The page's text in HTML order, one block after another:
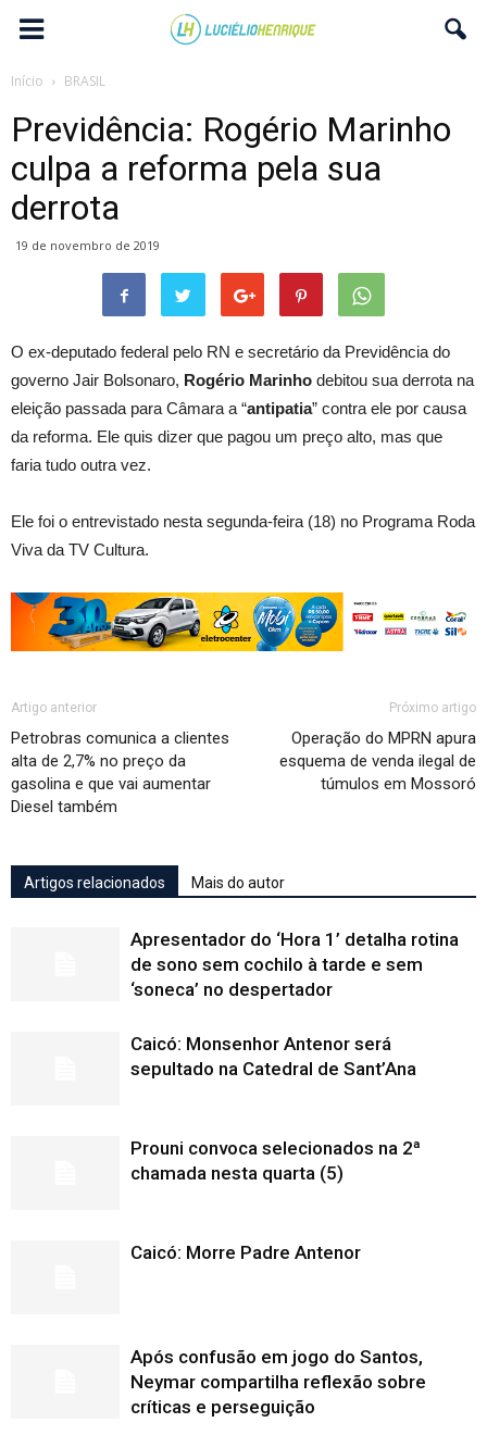
Início BRASIL
Previdência: Rogério Marinho
culpa a reforma pela sua
derrota
19 de novembro de 2019
O ex-deputado federal pelo RN e secretário da Previdência do
governo Jair Bolsonaro, Rogério Marinho debitou sua derrota na
eleição passada para Câmara a “antipatia” contra ele por causa
da reforma. Ele quis dizer que pagou um preço alto, mas que
faria tudo outra vez.
Ele foi o entrevistado nesta segunda-feira (18) no Programa Roda
Viva da TV Cultura.
Artigo anterior
Petrobras comunica a clientes
alta de 2,7% no preço da
gasolina e que vai aumentar
Diesel também
Próximo artigo
Operação do MPRN apura
esquema de venda ilegal de
túmulos em Mossoró
Artigos relacionados Mais do autor
Apresentador do ‘Hora 1’ detalha rotina
de sono sem cochilo à tarde e sem
‘soneca’ no despertador
Caicó: Monsenhor Antenor será
sepultado na Catedral de Sant’Ana
Prouni convoca selecionados na 2ª
chamada nesta quarta (5)
Caicó: Morre Padre Antenor
Após confusão em jogo do Santos,
Neymar compartilha reflexão sobre
críticas e perseguição